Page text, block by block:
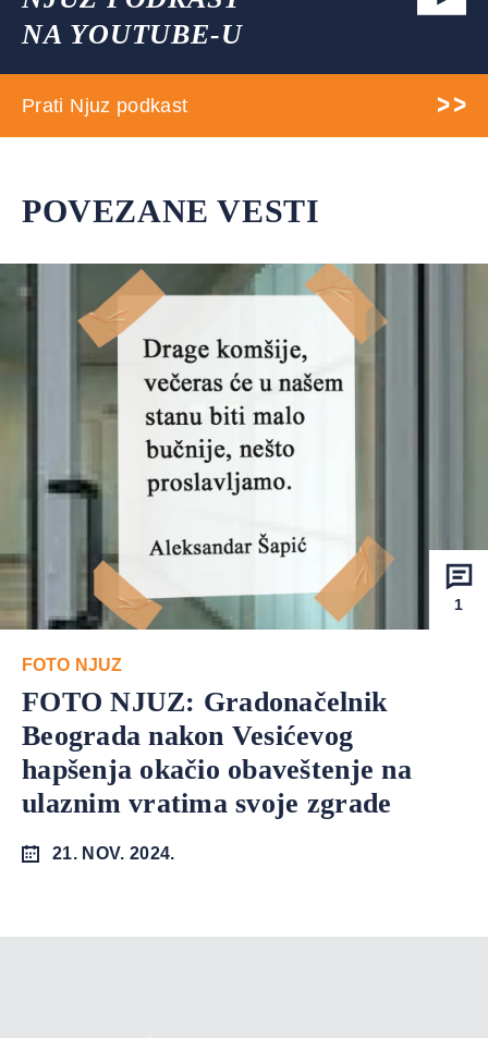
NA YOUTUBE-U
Prati Njuz podkast
POVEZANE VESTI
1
FOTO NJUZ
FOTO NJUZ: Gradonačelnik
Beograda nakon Vesićevog
hapšenja okačio obaveštenje na
ulaznim vratima svoje zgrade
21. NOV. 2024.